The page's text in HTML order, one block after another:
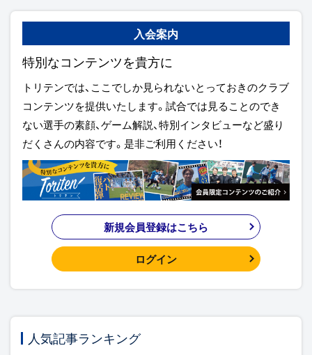
入会案内
特別なコンテンツを貴方に
トリテンでは、ここでしか見られないとっておきのクラブ
コンテンツを提供いたします。試合では見ることのでき
ない選手の素顔、ゲーム解説、特別インタビューなど盛り
だくさんの内容です。是非ご利用ください！
新規会員登録はこちら
ログイン
人気記事ランキング